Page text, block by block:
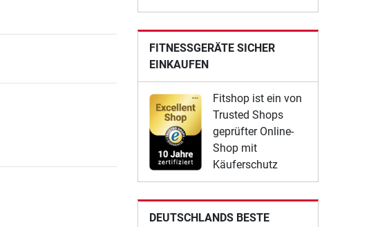
FITNESSGERÄTE SICHER
EINKAUFEN
Fitshop ist ein von
Trusted Shops
geprüfter Online-
Shop mit
Käuferschutz
DEUTSCHLANDS BESTE